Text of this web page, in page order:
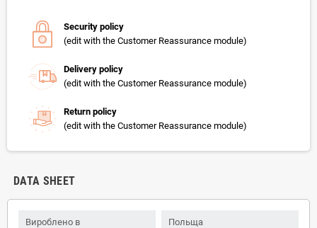
Security policy
(edit with the Customer Reassurance module)
Delivery policy
(edit with the Customer Reassurance module)
Return policy
(edit with the Customer Reassurance module)
DATA SHEET
Вироблено в Польща